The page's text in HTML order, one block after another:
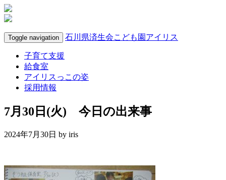
Toggle navigation 石川県済生会こども園アイリス
子育て支援
給食室
アイリスっこの姿
採用情報
7月30日(火) 今日の出来事
2024年7月30日 by iris